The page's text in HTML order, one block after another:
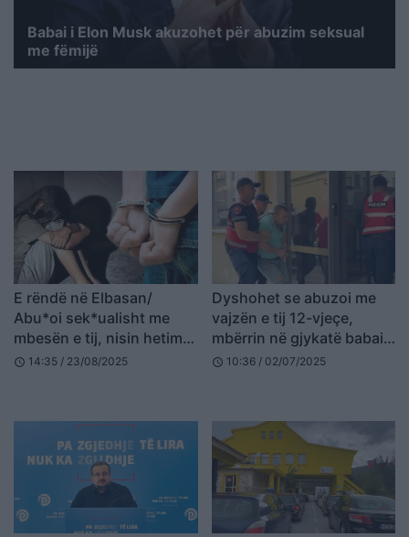
Babai i Elon Musk akuzohet për abuzim seksual
me fëmijë
E rëndë në Elbasan/
Abu*oi sek*ualisht me
mbesën e tij, nisin hetimet
për 51-vjeçarin
schedule 14:35 / 23/08/2025
Dyshohet se abuzoi me
vajzën e tij 12-vjeçe,
mbërrin në gjykatë babai
monstër
schedule 10:36 / 02/07/2025